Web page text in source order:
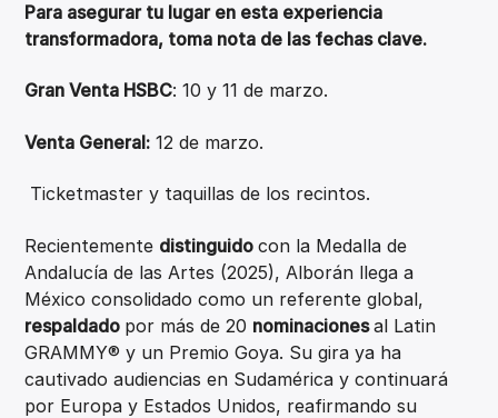
Para asegurar tu lugar en esta experiencia
transformadora, toma nota de las fechas clave.
Gran Venta HSBC: 10 y 11 de marzo.
Venta General: 12 de marzo.
Ticketmaster y taquillas de los recintos.
Recientemente distinguidocon la Medalla de
Andalucía de las Artes (2025), Alborán llega a
México consolidado como un referente global,
respaldado por más de 20 nominacionesal Latin
GRAMMY® y un Premio Goya. Su gira ya ha
cautivado audiencias en Sudamérica y continuará
por Europa y Estados Unidos, reafirmando su